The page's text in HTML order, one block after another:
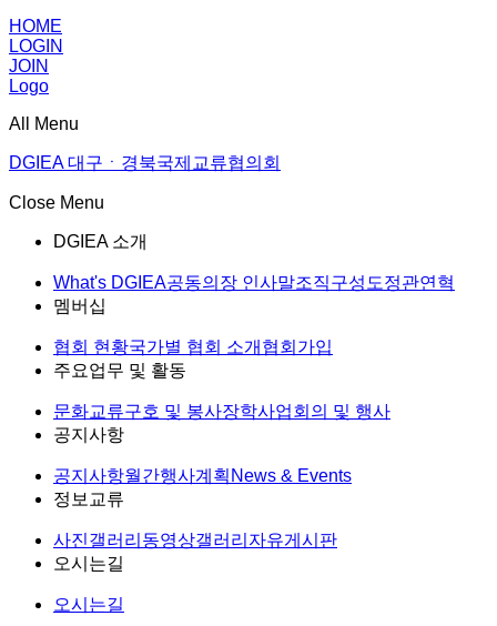
HOME
LOGIN
JOIN
Logo
All Menu
DGIEA 대구ㆍ경북국제교류협의회
Close Menu
DGIEA 소개
What's DGIEA공동의장 인사말조직구성도정관연혁
멤버십
협회 현황국가별 협회 소개 협회가입
주요업무 및 활동
문화교류구호 및 봉사장학사업회의 및 행사
공지사항
공지사항월간행사계획 News & Events
정보교류
사진갤러리 동영상갤러리 자유게시판
오시는길
오시는길